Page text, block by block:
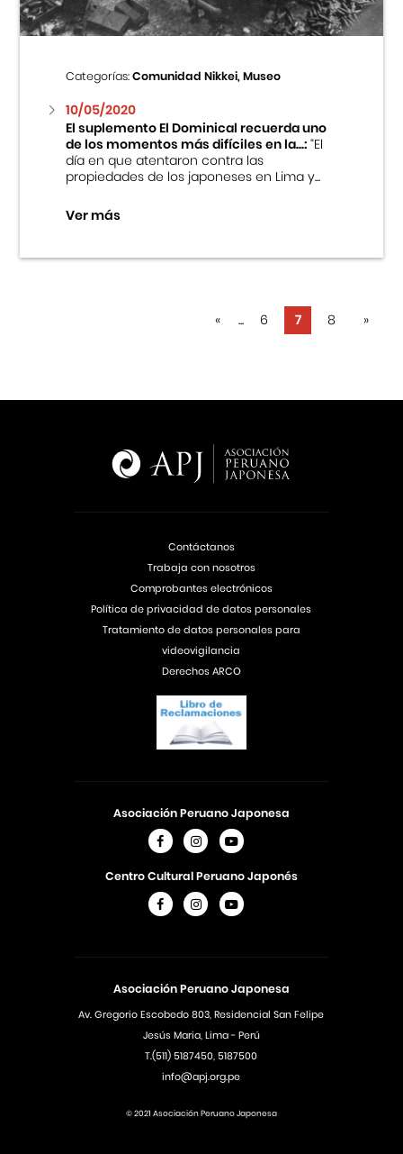
Categorías:Comunidad Nikkei, Museo
10/05/2020
El suplemento El Dominical recuerda uno
de los momentos más difíciles en la...:“El
día en que atentaron contra las
propiedades de los japoneses en Lima y...
Ver más
« ... 6 7 8 »
Asociación Peruano Japonesa
Av. Gregorio Escobedo 803, Residencial San Felipe
Jesús Maria, Lima - Perú
T.(511) 5187450, 5187500
info@apj.org.pe
Asociación Peruano Japonesa
Centro Cultural Peruano Japonés
Contáctanos
Trabaja con nosotros
Comprobantes electrónicos
Política de privacidad de datos personales
Tratamiento de datos personales para
videovigilancia
Derechos ARCO
© 2021 Asociación Peruano Japonesa